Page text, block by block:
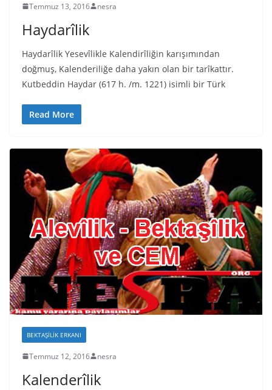
Temmuz 13, 2016 nesra
Haydarîlik
Haydarîlik Yesevîlikle Kalendirîliğin karışımından
doğmuş, Kalenderiliğe daha yakın olan bir tarîkattır.
Kutbeddin Haydar (617 h. /m. 1221) isimli bir Türk
Read More
BEKTAŞILIK ERKANI
Temmuz 12, 2016 nesra
Kalenderîlik